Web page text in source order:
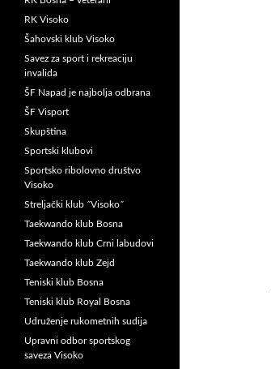
RK Visoko
Šahovski klub Visoko
Savez za sport i rekreaciju
invalida
ŠF Napad je najbolja odbrana
ŠF Visport
Skupština
Sportski klubovi
Sportsko ribolovno društvo
Visoko
Streljački klub ˝Visoko˝
Taekwando klub Bosna
Taekwando klub Crni labudovi
Taekwando klub Zejd
Teniski klub Bosna
Teniski klub Royal Bosna
Udruženje rukometnih sudija
Upravni odbor sportskog
saveza Visoko